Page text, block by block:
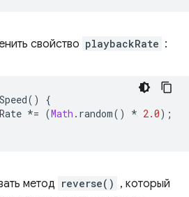
свойство playbackRate :
()
{
*= (Math . random() * 2.0);
метод reverse() , который